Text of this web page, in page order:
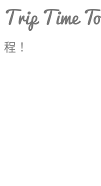
Trip Time To
程！